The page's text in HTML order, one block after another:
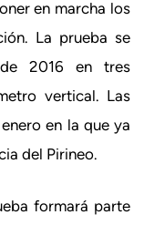
en marcha los
La prueba se
2016 en tres
vertical. Las
en la que ya
del Pirineo.
formará parte